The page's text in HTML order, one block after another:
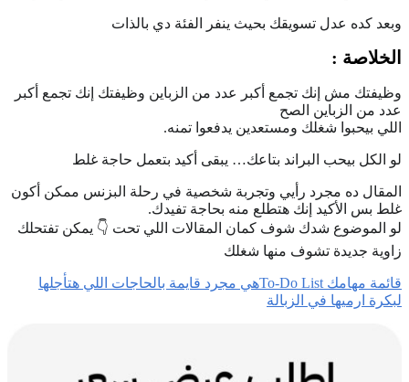
وبعد كده عدل تسويقك بحيث ينفر الفئة دي بالذات
الخلاصة :
وظيفتك مش إنك تجمع أكبر عدد من الزباين وظيفتك إنك تجمع أكبر
عدد من الزباين الصح
اللي بيحبوا شغلك ومستعدين يدفعوا تمنه.
لو الكل بيحب البراند بتاعك… يبقى أكيد بتعمل حاجة غلط
المقال ده مجرد رأيي وتجربة شخصية في رحلة البزنس ممكن أكون
غلط بس الأكيد إنك هتطلع منه بحاجة تفيدك.
لو الموضوع شدك شوف كمان المقالات اللي تحت 👇 يمكن تفتحلك
زاوية جديدة تشوف منها شغلك
قائمة مهامك To-Do Listهي مجرد قايمة بالحاجات اللي هتأجلها
لبكرة ارميها في الزبالة